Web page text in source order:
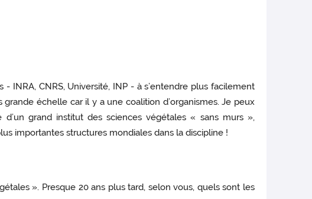
INRA, CNRS, Université, INP - à s’entendre plus facilement
échelle car il y a une coalition d’organismes. Je peux
d’un grand institut des sciences végétales « sans murs »,
importantes structures mondiales dans la discipline !
». Presque 20 ans plus tard, selon vous, quels sont les